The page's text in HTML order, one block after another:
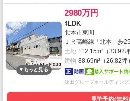
2980万円
4LDK
北本市東間
ＪＲ高崎線「北本」歩
土地 112.15m²（33.92
建物 88.69m²（26.82坪
飯田グループホールディン
見学予約(無料)